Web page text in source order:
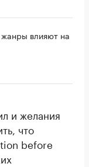
влияют на
и желания
что
before